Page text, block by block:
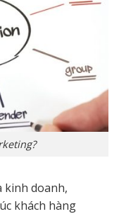
kinh doanh,
khách hàng